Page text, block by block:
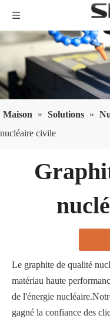
Maison » Solutions »
nucléaire civile
Le graphite de qualité
matériau haute
de l'énergie
gagné la confiance des